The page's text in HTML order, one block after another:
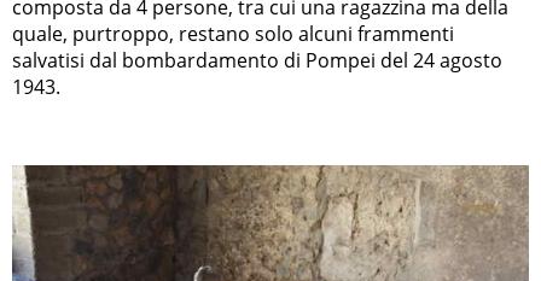
composta da 4 persone, tra cui una ragazzina ma della
quale, purtroppo, restano solo alcuni frammenti
salvatisi dal bombardamento di Pompei del 24 agosto
1943.